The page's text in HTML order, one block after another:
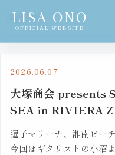
LISA ONO
OFFICIAL WEBSITE
NEWS
2026.06.07
大塚商会 presents
SEA in RIVIERA
逗子マリーナ、湘南ビー
今回はギタリストの小沼